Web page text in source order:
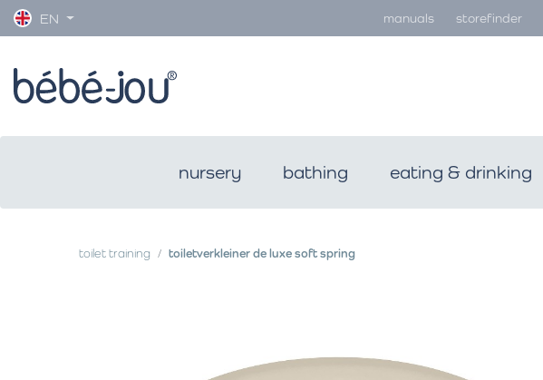
EN manuals storefinder
nursery bathing eating & drinking
toilet training toiletverkleiner de luxe soft spring